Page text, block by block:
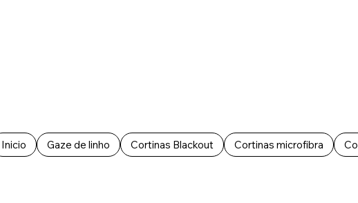
Inicio Gaze de linho Cortinas Blackout Cortinas microfibra